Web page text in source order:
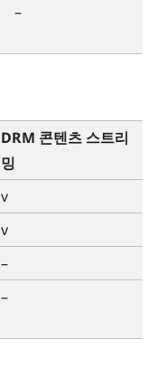
–
DRM 콘텐츠 스트리
밍
v
v
–
–